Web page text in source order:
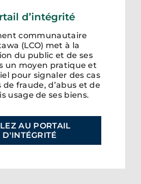
d’intégrité
communautaire
(LCO) met à la
du public et de ses
un moyen pratique et
pour signaler des cas
de fraude, d’abus et de
usage de ses biens.
AU PORTAIL
D'INTÉGRITÉ